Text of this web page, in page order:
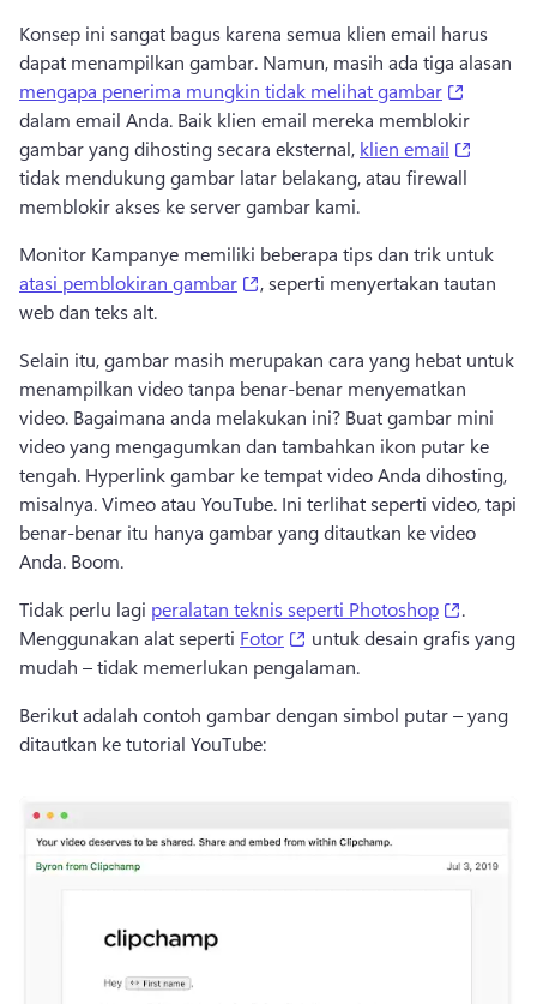
Konsep ini sangat bagus karena semua klien email harus
dapat menampilkan gambar. Namun, masih ada tiga alasan
mengapa penerima mungkin tidak melihat gambar
dalam email Anda. Baik klien email mereka memblokir
gambar yang dihosting secara eksternal, klien email
tidak mendukung gambar latar belakang, atau firewall
memblokir akses ke server gambar kami.
Monitor Kampanye memiliki beberapa tips dan trik untuk
atasi pemblokiran gambar
(opens in a new tab)
, seperti menyertakan tautan
web dan teks alt.
Selain itu, gambar masih merupakan cara yang hebat untuk
menampilkan video tanpa benar-benar menyematkan
video. Bagaimana anda melakukan ini? Buat gambar mini
video yang mengagumkan dan tambahkan ikon putar ke
tengah. Hyperlink gambar ke tempat video Anda dihosting,
misalnya. Vimeo atau YouTube. Ini terlihat seperti video, tapi
benar-benar itu hanya gambar yang ditautkan ke video
Anda. Boom.
Tidak perlu lagi peralatan teknis seperti Photoshop (opens
Menggunakan alat seperti Fotor (opens in a new tab)
untuk desain grafis yang
mudah – tidak memerlukan pengalaman.
Berikut adalah contoh gambar dengan simbol putar – yang
ditautkan ke tutorial YouTube: